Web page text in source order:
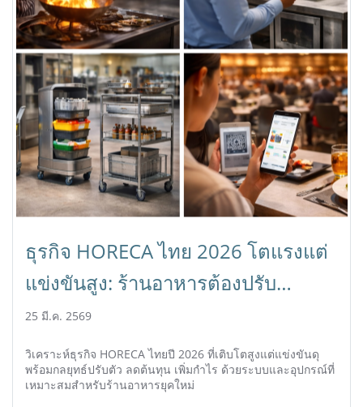
ธุรกิจ HORECA ไทย 2026 โตแรงแต่
แข่งขันสูง: ร้านอาหารต้องปรับ
ตัวอย่างไรให้อยู่รอด
25 มี.ค. 2569
วิเคราะห์ธุรกิจ HORECA ไทยปี 2026 ที่เติบโตสูงแต่แข่งขันดุ
พร้อมกลยุทธ์ปรับตัว ลดต้นทุน เพิ่มกำไร ด้วยระบบและอุปกรณ์ที่
เหมาะสมสำหรับร้านอาหารยุคใหม่